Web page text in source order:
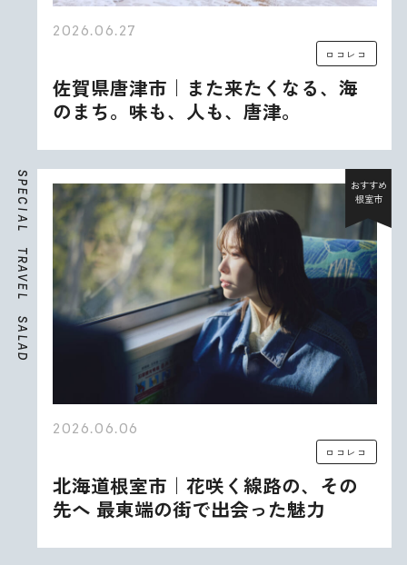
2026.06.27
ロコレコ
佐賀県唐津市｜また来たくなる、海
のまち。味も、人も、唐津。
S
P
E
C
I
A
L
T
R
A
V
E
L
S
A
L
A
D
おすすめ
根室市
2026.06.06
ロコレコ
北海道根室市｜花咲く線路の、その
先へ 最東端の街で出会った魅力